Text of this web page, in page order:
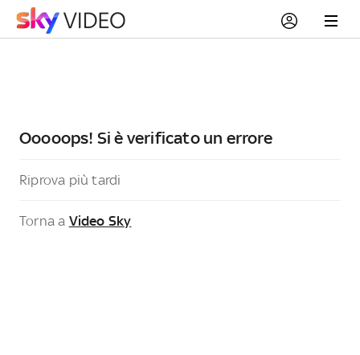
Ooooops! Si è verificato un errore
Riprova più tardi
Torna a Video Sky